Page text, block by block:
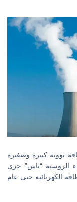
ضخمًا لبناء 11 محطة طاقة نووية كبيرة وصغيرة
الروسية “تاس” جرى
الكهربائية حتى عام